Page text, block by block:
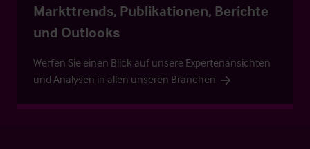
Markttrends, Publikationen, Berichte
und Outlooks
Werfen Sie einen Blick auf unsere Expertenansichten
und Analysen in allen unseren Branchen